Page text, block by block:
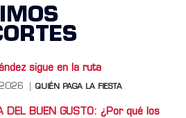
sigue en la ruta
QUIÉN PAGA LA FIESTA
DEL BUEN GUSTO: ¿Por qué los